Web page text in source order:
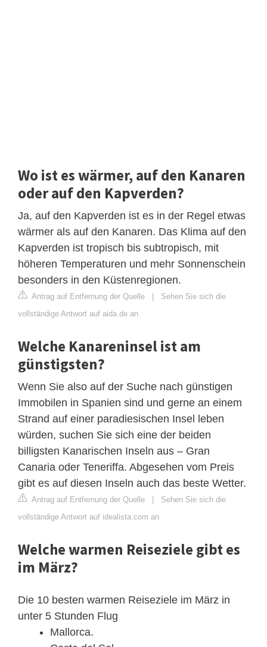
Wo ist es wärmer, auf den Kanaren
oder auf den Kapverden?
Ja, auf den Kapverden ist es in der Regel etwas
wärmer als auf den Kanaren. Das Klima auf den
Kapverden ist tropisch bis subtropisch, mit
höheren Temperaturen und mehr Sonnenschein
besonders in den Küstenregionen.
Antrag auf Entfernung der Quelle | Sehen Sie sich die
vollständige Antwort auf aida.de an
Welche Kanareninsel ist am
günstigsten?
Wenn Sie also auf der Suche nach günstigen
Immobilen in Spanien sind und gerne an einem
Strand auf einer paradiesischen Insel leben
würden, suchen Sie sich eine der beiden
billigsten Kanarischen Inseln aus – Gran
Canaria oder Teneriffa. Abgesehen vom Preis
gibt es auf diesen Inseln auch das beste Wetter.
Antrag auf Entfernung der Quelle | Sehen Sie sich die
vollständige Antwort auf idealista.com an
Welche warmen Reiseziele gibt es
im März?
Die 10 besten warmen Reiseziele im März in
unter 5 Stunden Flug
Mallorca.